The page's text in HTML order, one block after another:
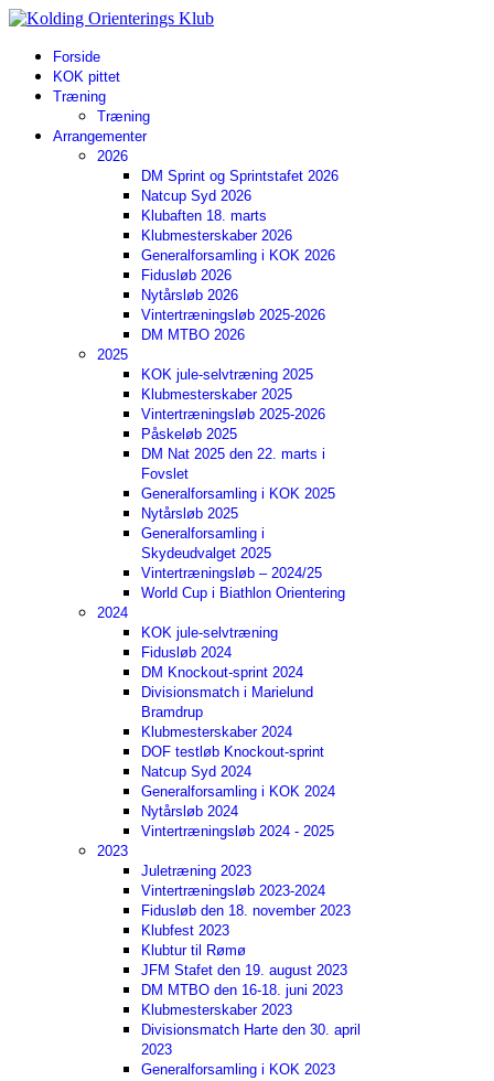
Forside
KOK pittet
Træning
Træning
Arrangementer
2026
DM Sprint og Sprintstafet 2026
Natcup Syd 2026
Klubaften 18. marts
Klubmesterskaber 2026
Generalforsamling i KOK 2026
Fidusløb 2026
Nytårsløb 2026
Vintertræningsløb 2025-2026
DM MTBO 2026
2025
KOK jule-selvtræning 2025
Klubmesterskaber 2025
Vintertræningsløb 2025-2026
Påskeløb 2025
DM Nat 2025 den 22. marts i
Fovslet
Generalforsamling i KOK 2025
Nytårsløb 2025
Generalforsamling i
Skydeudvalget 2025
Vintertræningsløb – 2024/25
World Cup i Biathlon Orientering
2024
KOK jule-selvtræning
Fidusløb 2024
DM Knockout-sprint 2024
Divisionsmatch i Marielund
Bramdrup
Klubmesterskaber 2024
DOF testløb Knockout-sprint
Natcup Syd 2024
Generalforsamling i KOK 2024
Nytårsløb 2024
Vintertræningsløb 2024 - 2025
2023
Juletræning 2023
Vintertræningsløb 2023-2024
Fidusløb den 18. november 2023
Klubfest 2023
Klubtur til Rømø
JFM Stafet den 19. august 2023
DM MTBO den 16-18. juni 2023
Klubmesterskaber 2023
Divisionsmatch Harte den 30. april
2023
Generalforsamling i KOK 2023
Year
Month
Year
Month